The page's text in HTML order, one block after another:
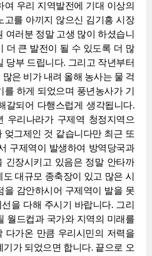
여 우리 지역발전에 기대 이상의
고를 아끼지 않으신 김기흥 시장
여러분 정말 고생 많이 하셨습니
더 큰 발전이 될 수 있도록 더 많
당부 드립니다. 그리고 작년부터
은 비가 내려 올해 농사는 물 걱
하게 되었으며 풍년농사가 기
갈되어 다행스럽게 생각됩니다.
우리나라가 구제역 청정지역으
엊그제인 것 같습니다만 최근 또
구제역이 발생하여 방역당국과
긴장시키고 있음은 정말 안타까
대규모 종축장이 있고 많은 시
을 감안하시어 구제역이 발을 못
을 다해 주시기 바랍니다. 그리
월드컵과 국가와 지역의 미래를
다가온 만큼 우리시민의 저력을
가 되었으면 합니다. 끝으로 오